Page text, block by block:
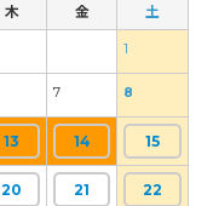
木 金 土
1
7 8
13 14 15
20 21 22